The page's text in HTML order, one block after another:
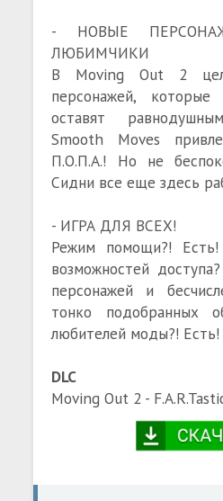
- НОВЫЕ
ЛЮБИМЧИКИ
В Moving Out 2
персонажей,
оставят
Smooth Moves
П.О.П.А.! Но не
Сидни все еще здесь
- ИГРА ДЛЯ ВСЕХ!
Режим помощи?!
возможностей
персонажей и
тонко подобранных
любителей моды?! Есть!
DLC
Moving Out 2 -